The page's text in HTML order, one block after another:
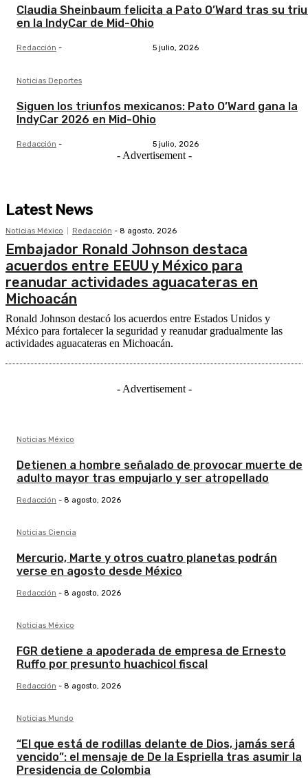
Claudia Sheinbaum felicita a Pato O’Ward tras su
en la IndyCar de Mid-Ohio
Redacción - 5 julio, 2026
Noticias Deportes
Siguen los triunfos mexicanos: Pato O’Ward gana la
IndyCar 2026 en Mid-Ohio
Redacción - 5 julio, 2026
- Advertisement -
Latest News
Noticias México Redacción - 8 agosto, 2026
Embajador Ronald Johnson destaca
acuerdos entre EEUU y México para
reanudar actividades aguacateras en
Michoacán
Ronald Johnson destacó los acuerdos entre Estados Unidos y
México para fortalecer la seguridad y reanudar gradualmente las
actividades aguacateras en Michoacán.
- Advertisement -
Noticias México
Detienen a hombre señalado de provocar muerte de
adulto mayor tras empujarlo y ser atropellado
Redacción - 8 agosto, 2026
Noticias Ciencia
Mercurio, Marte y otros cuatro planetas podrán
verse en agosto desde México
Redacción - 8 agosto, 2026
Noticias México
FGR detiene a apoderada de empresa de Ernesto
Ruffo por presunto huachicol fiscal
Redacción - 8 agosto, 2026
Noticias Mundo
“El que está de rodillas delante de Dios, jamás será
vencido”: el mensaje de De la Espriella tras asumir la
Presidencia de Colombia